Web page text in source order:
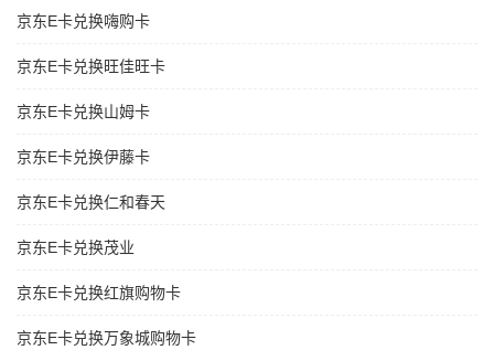
京东E卡兑换嗨购卡
京东E卡兑换旺佳旺卡
京东E卡兑换山姆卡
京东E卡兑换伊藤卡
京东E卡兑换仁和春天
京东E卡兑换茂业
京东E卡兑换红旗购物卡
京东E卡兑换万象城购物卡